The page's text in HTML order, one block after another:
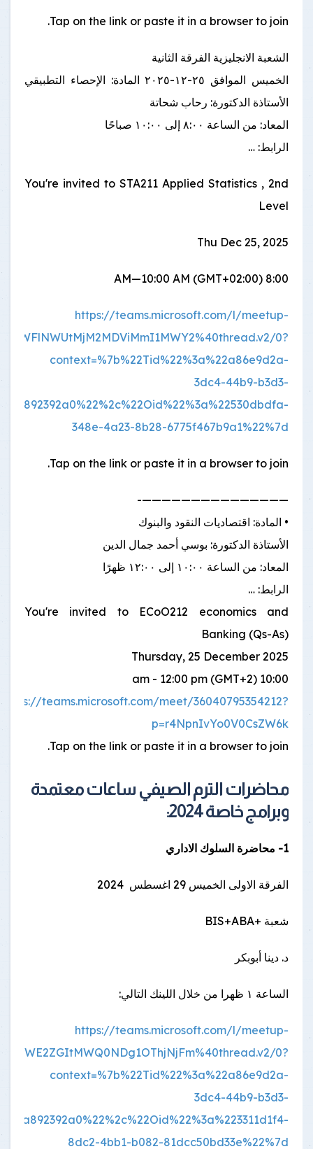
Tap on the link or paste it in a browser to join.
الشعبة الانجليزية الفرقة الثانية
الخميس الموافق ٢٥-١٢-٢٠٢٥ المادة: الإحصاء التطبيقي
الأستاذة الدكتورة: رحاب شحاتة
المعاد: من الساعة ٨:٠٠ إلى ١٠:٠٠ صباحًا
الرابط: …
You're invited to STA211 Applied Statistics , 2nd
Level
Thu Dec 25, 2025
8:00 AM—10:00 AM (GMT+02:00)
https://teams.microsoft.com/l/meetup-
0?
context=%7b%22Tid%22%3a%22a86e9d2a-
3dc4-44b9-b3d3-
348e-4a23-8b28-6775f467b9a1%22%7d
Tap on the link or paste it in a browser to join.
———————————————-
• المادة: اقتصاديات النقود والبنوك
الأستاذة الدكتورة: بوسي أحمد جمال الدين
المعاد: من الساعة ١٠:٠٠ إلى ١٢:٠٠ ظهرًا
الرابط: …
You're invited to ECoO212 economics and
Banking (Qs-As)
Thursday, 25 December 2025
10:00 am - 12:00 pm (GMT+2)
https://teams.microsoft.com/meet/36040795354212?
p=r4NpnIvYo0V0CsZW6k
Tap on the link or paste it in a browser to join.
محاضرات الترم الصيفي ساعات معتمدة
وبرامج خاصة 2024:
1- محاضرة السلوك الاداري
الفرقة الاولى الخميس 29 اغسطس 2024
شعبة +BIS+ABA
د. دينا أبوبكر
الساعة ١ ظهرا من خلال اللينك التالي:
https://teams.microsoft.com/l/meetup-
0?
context=%7b%22Tid%22%3a%22a86e9d2a-
3dc4-44b9-b3d3-
42aa892392a0%22%2c%22Oid%22%3a%223311d1f4-
8dc2-4bb1-b082-81dcc50bd33e%22%7d